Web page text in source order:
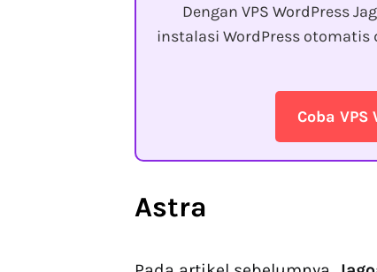
Dengan VPS WordPress
instalasi WordPress
Coba
Astra